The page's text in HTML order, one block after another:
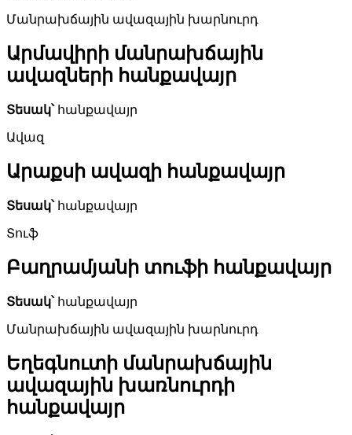
Մանրախճային ավազային խարնուրդ
Արմավիրի մանրախճային
ավազների հանքավայր
Տեսակ՝հանքավայր
Ավազ
Արաքսի ավազի հանքավայր
Տեսակ՝հանքավայր
Տուֆ
Բաղրամյանի տուֆի հանքավայր
Տեսակ՝հանքավայր
Մանրախճային ավազային խարնուրդ
Եղեգնուտի մանրախճային
ավազային խառնուրդի
հանքավայր